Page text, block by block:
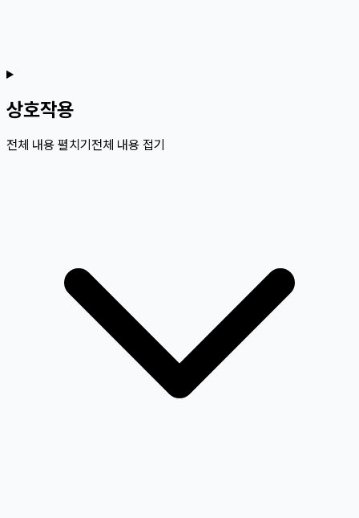
상호작용
전체 내용 펼치기전체 내용 접기